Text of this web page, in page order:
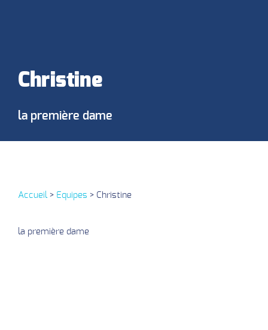
Christine
la première dame
Accueil> Equipes > Christine
la première dame